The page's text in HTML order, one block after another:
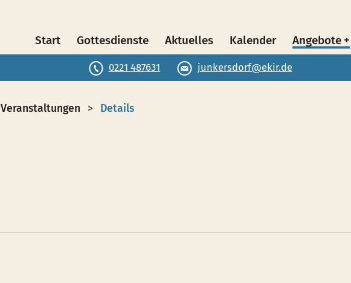
Start Gottesdienste Aktuelles Kalender Angebote
0221 487631 junkersdorf@ekir.de
Veranstaltungen Details